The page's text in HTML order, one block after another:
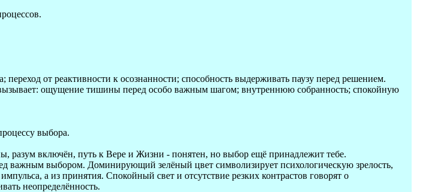
переход от реактивности к осознанности; способность выдерживать паузу перед решением.
ощущение тишины перед особо важным шагом; внутреннюю собранность; спокойную
выбора.
разум включён, путь к Вере и Жизни - понятен, но выбор ещё принадлежит тебе.
важным выбором. Доминирующий зелёный цвет символизирует психологическую зрелость,
а из принятия. Спокойный свет и отсутствие резких контрастов говорят о
неопределённость.